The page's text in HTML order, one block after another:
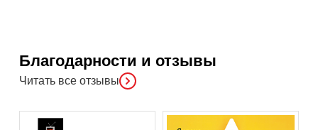
Благодарности и отзывы
Читать все отзывы